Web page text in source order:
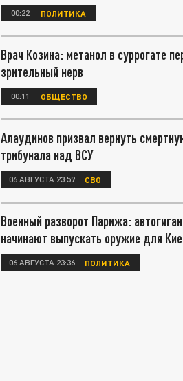
00:22 ПОЛИТИКА
Врач Козина: метанол в суррогате
зрительный нерв
00:11 ОБЩЕСТВО
Алаудинов призвал вернуть
трибунала над ВСУ
06 АВГУСТА 23:59 СВО
Военный разворот Парижа:
начинают выпускать оружие для
06 АВГУСТА 23:36 ПОЛИТИКА